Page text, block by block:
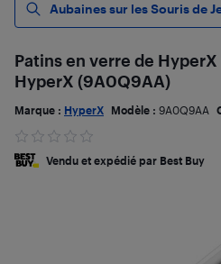
Aubaines sur les Souris de
Patins en verre de
HyperX (9A0Q9AA)
Marque : HyperX Modèle : 9A0Q9AA
Vendu et expédié par Best Buy